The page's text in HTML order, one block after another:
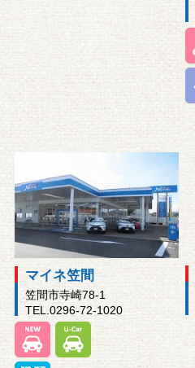
マイネ笠間
笠間市寺崎78-1
TEL.0296-72-1020